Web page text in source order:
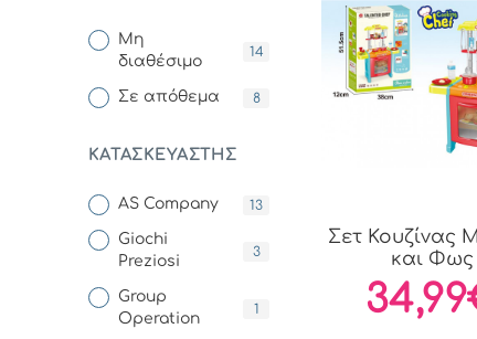
Σετ Κουζίνας
και Φως
Μη
διαθέσιμο
14
Σε απόθεμα 8
ΚΑΤΑΣΚΕΥΑΣΤΉΣ
AS Company 13
Giochi
Preziosi
3
Group
Operation
1